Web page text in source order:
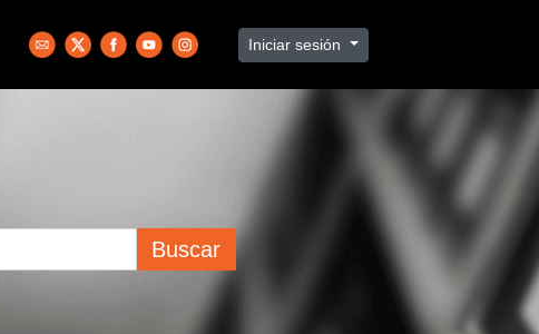
Iniciar sesión
Buscar